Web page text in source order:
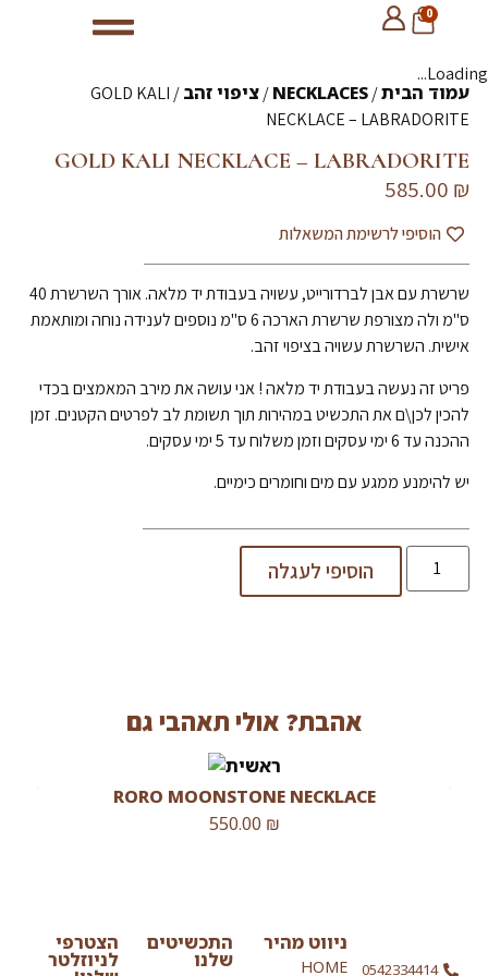
0
Loading...
עמוד הבית/
NECKLACES
/ציפוי זהב
/ GOLD KALI
NECKLACE – LABRADORITE
GOLD KALI NECKLACE – LABRADORITE
585.00 ₪
הוסיפי לרשימת המשאלות
שרשרת עם אבן לברדורייט, עשויה בעבודת יד מלאה. אורך השרשרת 40
ס"מ ולה מצורפת שרשרת הארכה 6 ס"מ נוספים לענידה נוחה ומותאמת
אישית. השרשרת עשויה בציפוי זהב.
פריט זה נעשה בעבודת יד מלאה ! אני עושה את מירב המאמצים בכדי
להכין לכן\ם את התכשיט במהירות תוך תשומת לב לפרטים הקטנים. זמן
ההכנה עד 6 ימי עסקים וזמן משלוח עד 5 ימי עסקים.
יש להימנע ממגע עם מים וחומרים כימיים.
הוסיפי לעגלה
אהבת? אולי תאהבי גם
RORO MOONSTONE NECKLACE
550.00 ₪
0542334414
ניווט מהיר
HOME
התכשיטים
שלנו
הצטרפי
לניוזלטר